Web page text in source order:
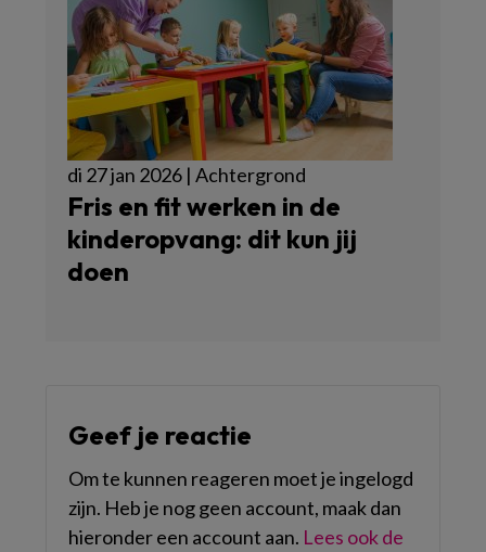
di 27 jan 2026 | Achtergrond
Fris en fit werken in de
kinderopvang: dit kun jij
doen
Geef je reactie
Om te kunnen reageren moet je ingelogd
zijn. Heb je nog geen account, maak dan
hieronder een account aan. Lees ook de